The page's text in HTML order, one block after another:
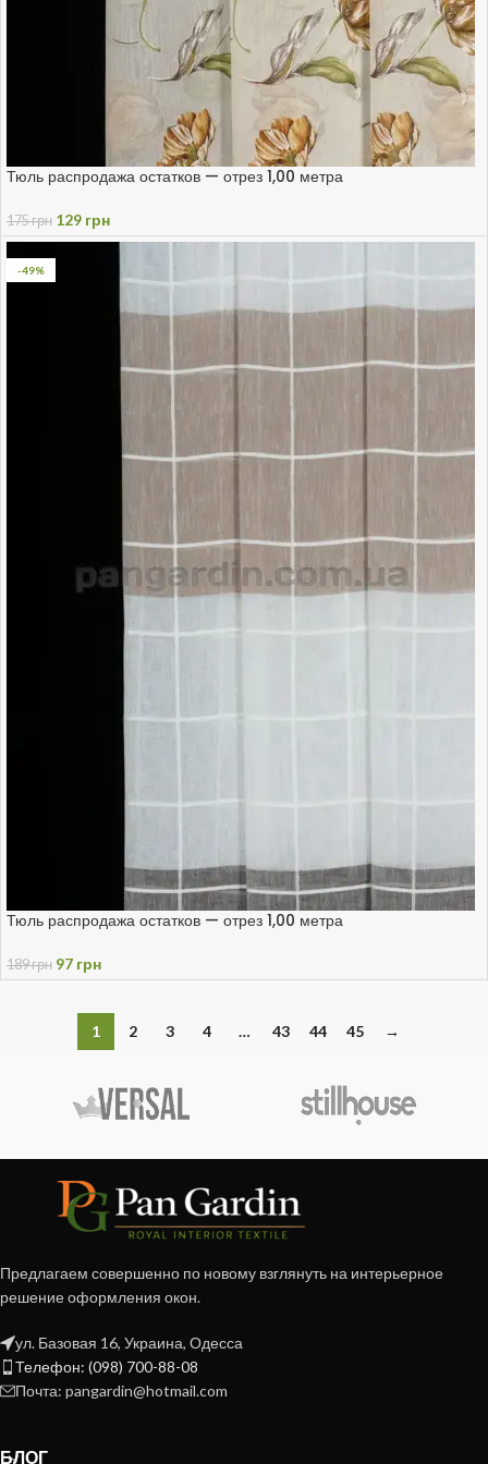
Тюль распродажа остатков — отрез 1,00 метра
175грн 129 грн
-49%
Тюль распродажа остатков — отрез 1,00 метра
189грн 97 грн
1 2 3 4 … 43 44 45 →
Предлагаем совершенно по новому взглянуть на интерьерное
решение оформления окон.
ул. Базовая 16, Украина, Одесса
Телефон: (098) 700-88-08
Почта: pangardin@hotmail.com
БЛОГ